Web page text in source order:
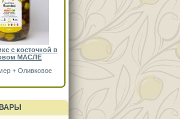
с косточкой в
МАСЛЕ
+ Оливковое